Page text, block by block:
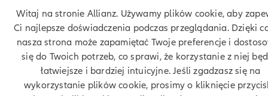
Witaj na stronie Allianz. Używamy plików cookie, aby
Ci najlepsze doświadczenia podczas przeglądania. Dzięki
nasza strona może zapamiętać Twoje preferencje i
się do Twoich potrzeb, co sprawi, że korzystanie z niej
łatwiejsze i bardziej intuicyjne. Jeśli zgadzasz się na
wykorzystanie plików cookie, prosimy o kliknięcie